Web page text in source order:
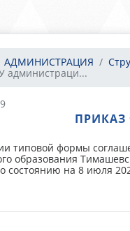
АДМИНИСТРАЦИЯ
администраци...
типовой формы
образования
состоянию на 8 июля